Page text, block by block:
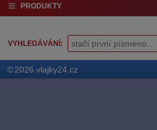
VYHLEDÁVÁNÍ
PRODUKTY
©2026 vlajky24.cz